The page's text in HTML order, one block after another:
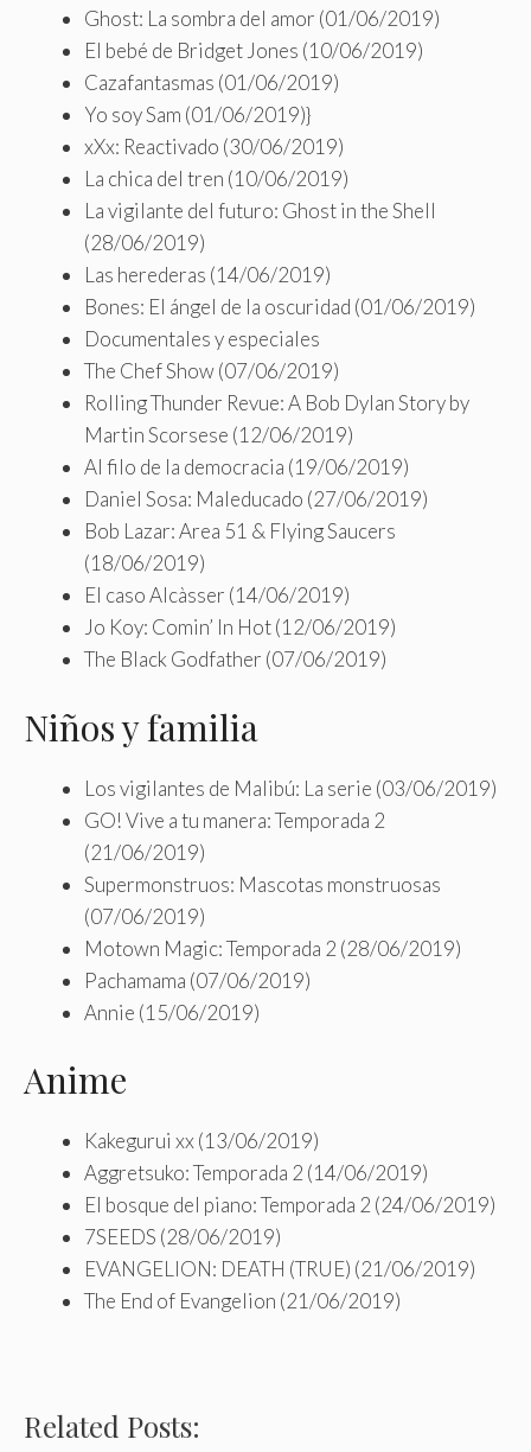
Ghost: La sombra del amor (01/06/2019)
El bebé de Bridget Jones (10/06/2019)
Cazafantasmas (01/06/2019)
Yo soy Sam (01/06/2019)}
xXx: Reactivado (30/06/2019)
La chica del tren (10/06/2019)
La vigilante del futuro: Ghost in the Shell
(28/06/2019)
Las herederas (14/06/2019)
Bones: El ángel de la oscuridad (01/06/2019)
Documentales y especiales
The Chef Show (07/06/2019)
Rolling Thunder Revue: A Bob Dylan Story by
Martin Scorsese (12/06/2019)
Al filo de la democracia (19/06/2019)
Daniel Sosa: Maleducado (27/06/2019)
Bob Lazar: Area 51 & Flying Saucers
(18/06/2019)
El caso Alcàsser (14/06/2019)
Jo Koy: Comin’ In Hot (12/06/2019)
The Black Godfather (07/06/2019)
Niños y familia
Los vigilantes de Malibú: La serie (03/06/2019)
GO! Vive a tu manera: Temporada 2
(21/06/2019)
Supermonstruos: Mascotas monstruosas
(07/06/2019)
Motown Magic: Temporada 2 (28/06/2019)
Pachamama (07/06/2019)
Annie (15/06/2019)
Anime
Kakegurui xx (13/06/2019)
Aggretsuko: Temporada 2 (14/06/2019)
El bosque del piano: Temporada 2 (24/06/2019)
7SEEDS (28/06/2019)
EVANGELION: DEATH (TRUE) (21/06/2019)
The End of Evangelion (21/06/2019)
Related Posts: